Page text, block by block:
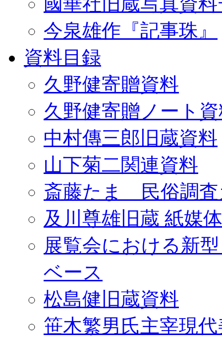
今泉雄作『記事珠』
資料目録
久野健寄贈資料
久野健寄贈ノート
中村傳三郎旧蔵資料
山下菊二関連資料
斎藤たま 民俗調査
及川尊雄旧蔵 紙媒
展覧会における新
ベース
松島健旧蔵資料
笹木繁男氏主宰現